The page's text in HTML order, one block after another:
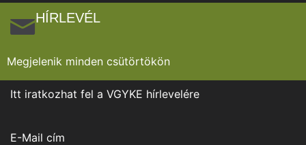
HÍRLEVÉL
Megjelenik minden csütörtökön
Itt iratkozhat fel a VGYKE hírlevelére
E-Mail cím